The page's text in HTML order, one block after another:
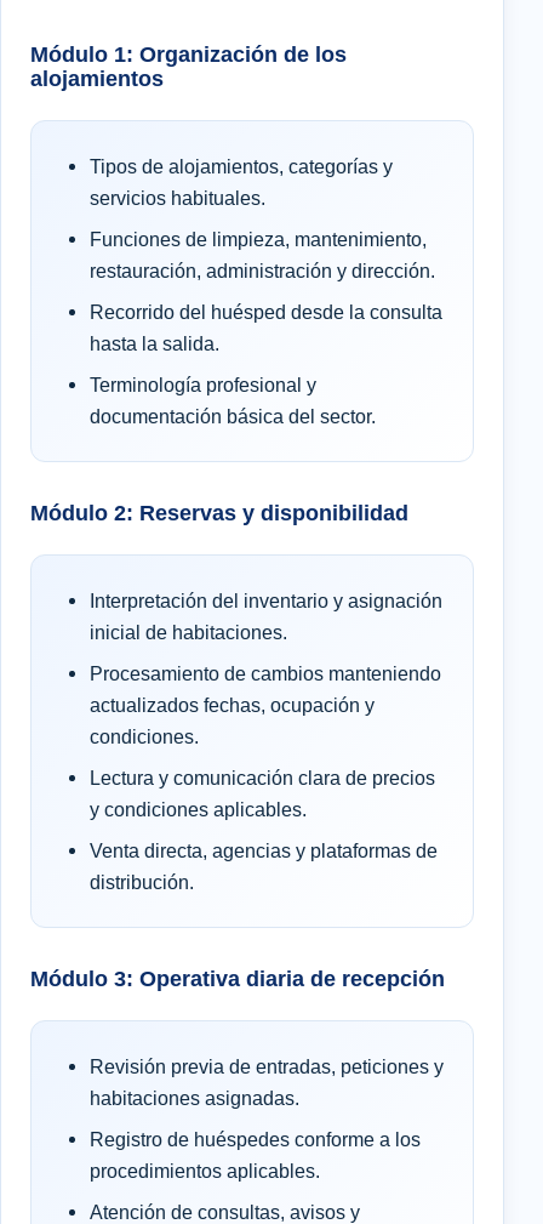
Módulo 1: Organización de los
alojamientos
Tipos de alojamientos, categorías y
servicios habituales.
Funciones de limpieza, mantenimiento,
restauración, administración y dirección.
Recorrido del huésped desde la consulta
hasta la salida.
Terminología profesional y
documentación básica del sector.
Módulo 2: Reservas y disponibilidad
Interpretación del inventario y asignación
inicial de habitaciones.
Procesamiento de cambios manteniendo
actualizados fechas, ocupación y
condiciones.
Lectura y comunicación clara de precios
y condiciones aplicables.
Venta directa, agencias y plataformas de
distribución.
Módulo 3: Operativa diaria de recepción
Revisión previa de entradas, peticiones y
habitaciones asignadas.
Registro de huéspedes conforme a los
procedimientos aplicables.
Atención de consultas, avisos y